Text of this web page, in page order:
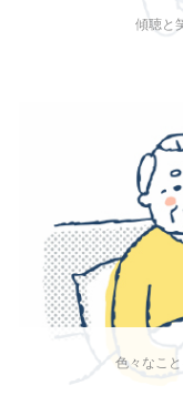
傾聴と
色々なこ